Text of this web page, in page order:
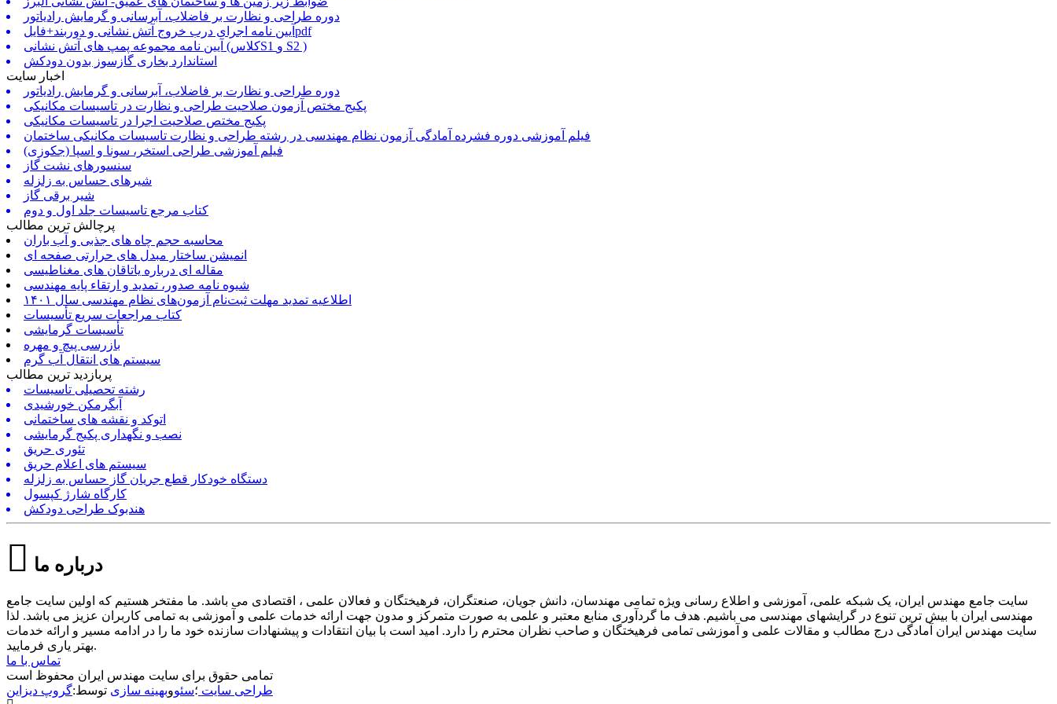
دوره طراحی و نظارت بر فاضلاب، آبرسانی و گرمایش رادیاتور
آیین نامه اجرای درب خروج آتش نشانی و دوربند+فایلpdf
آیین نامه مجموعه پمپ های آتش نشانی (کلاسS1 و S2 )
استاندارد بخاری گازسوز بدون دودکش
اخبار سایت
دوره طراحی و نظارت بر فاضلاب، آبرسانی و گرمایش رادیاتور
پکیج مختص آزمون صلاحیت طراحی و نظارت در تاسیسات مکانیکی
پکیج مختص صلاحیت اجرا در تاسیسات مکانیکی
فیلم آموزشی دوره فشرده آمادگی آزمون نظام مهندسی در رشته طراحی و نظارت تاسیسات مکانیکی ساختمان
فیلم آموزشی طراحی استخر، سونا و اسپا (جکوزی)
سنسورهای نشت گاز
شیرهای حساس به زلزله
شیر برقی گاز
کتاب مرجع تاسیسات جلد اول و دوم
پرچالش ترین مطالب
محاسبه حجم چاه های جذبی و آب باران
انمیشن ساختار مبدل های حرارتی صفحه ای
مقاله ای درباره یاتاقان های مغناطیسی
شیوه نامه صدور، تمدید و ارتقاء پایه مهندسی
اطلاعیه تمدید مهلت ثبت‌نام آزمون‌های نظام مهندسی سال ۱۴۰۱
کتاب مراجعات سریع تأسیسات
تأسیسات گرمایشی
بازرسی پیچ و مهره
سیستم های انتقال آب گرم
پربازدید ترین مطالب
رشته تحصیلی تاسیسات
آبگرمکن خورشیدی
اتوکد و نقشه های ساختمانی
نصب و نگهداری پکیج گرمایشی
تئوری حریق
سیستم های اعلام حریق
دستگاه خودکار قطع جریان گاز حساس به زلزله
کارگاه شارژ کپسول
هندبوک طراحی دودکش
درباره ما
سایت جامع مهندس ایران، یک شبکه علمی، آموزشی و اطلاع رسانی ویژه تمامی مهندسان، دانش جویان، صنعتگران، فرهیختگان و فعالان علمی ، اقتصادی می باشد. ما مفتخر هستیم که اولین سایت جامع
مهندسی ایران با بیش ترین تنوع در گرایشهای مهندسی می باشیم. هدف ما گردآوری منابع معتبر و علمی به صورت متمرکز و مدون جهت ارائه خدمات علمی و آموزشی به تمامی کاربران عزیز می باشد. لذا
سایت مهندس ایران آمادگی درج مطالب و مقالات علمی و آموزشی تمامی فرهیختگان و صاحب نظران محترم را دارد. امید است با بیان انتقادات و پیشنهادات سازنده خود ما را در ادامه مسیر و ارائه خدمات
بهتر یاری فرمایید.
تماس با ما
تمامی حقوق برای سایت مهندس ایران محفوظ است
طراحی سایت ؛سئووبهینه سازی توسط:گروپ دیزاین